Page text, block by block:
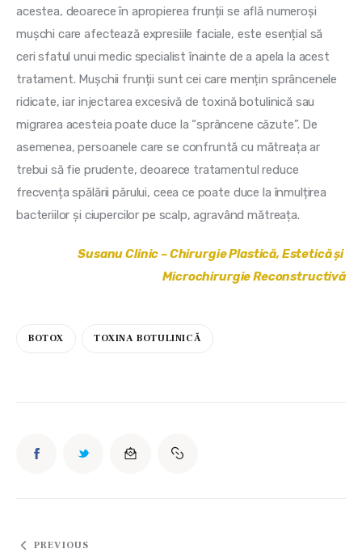
acestea, deoarece în apropierea frunții se află numeroși
mușchi care afectează expresiile faciale, este esențial să
ceri sfatul unui medic specialist înainte de a apela la acest
tratament. Mușchii frunții sunt cei care mențin sprâncenele
ridicate, iar injectarea excesivă de toxină botulinică sau
migrarea acesteia poate duce la “sprâncene căzute”. De
asemenea, persoanele care se confruntă cu mătreața ar
trebui să fie prudente, deoarece tratamentul reduce
frecvența spălării părului, ceea ce poate duce la înmulțirea
bacteriilor și ciupercilor pe scalp, agravând mătreața.
Susanu Clinic – Chirurgie Plastică, Estetică și
Microchirurgie Reconstructivă
BOTOX TOXINA BOTULINICĂ
PREVIOUS